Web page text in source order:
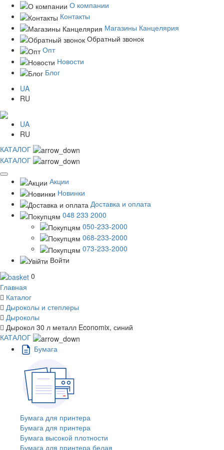
О компании
Контакты
Магазины Канцелярия
Обратный звонок
Опт
Новости
Блог
UA
RU
UA
RU
КАТАЛОГ
КАТАЛОГ
Акции
Новинки
Доставка и оплата
048 233 2000
050-233-2000
068-233-2000
073-233-2000
Войти
0
Главная
Каталог
Дыроколы и степлеры
Дыроколы
Дырокол 30 л металл Economix, синий
КАТАЛОГ
Бумага
Бумага для принтера
Бумага для принтера
Бумага высокой плотности
Бумага для принтера белая